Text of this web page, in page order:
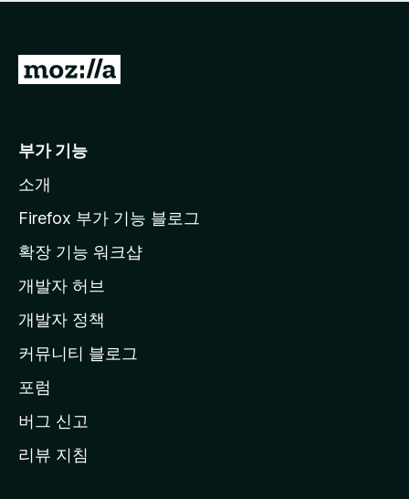
점
습
니
M
l
a
페
이
지
이
동
부가 기능
소개
Firefox 부가 기능 블로그
확장 기능 워크샵
개발자 허브
개발자 정책
커뮤니티 블로그
포럼
버그 신고
리뷰 지침